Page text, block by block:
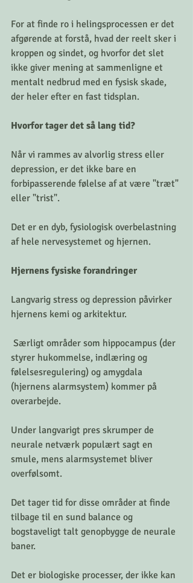
For at finde ro i helingsprocessen er det
afgørende at forstå, hvad der reelt sker i
kroppen og sindet, og hvorfor det slet
ikke giver mening at sammenligne et
mentalt nedbrud med en fysisk skade,
der heler efter en fast tidsplan.
Hvorfor tager det så lang tid?
Når vi rammes av alvorlig stress eller
depression, er det ikke bare en
forbipasserende følelse af at være "træt"
eller "trist".
Det er en dyb, fysiologisk overbelastning
af hele nervesystemet og hjernen.
Hjernens fysiske forandringer
Langvarig stress og depression påvirker
hjernens kemi og arkitektur.
styrer hukommelse, indlæring og
følelsesregulering) og amygdala
(hjernens alarmsystem) kommer på
overarbejde.
Under langvarigt pres skrumper de
neurale netværk populært sagt en
smule, mens alarmsystemet bliver
overfølsomt.
Det tager tid for disse områder at finde
tilbage til en sund balance og
bogstaveligt talt genopbygge de neurale
baner.
Det er biologiske processer, der ikke kan